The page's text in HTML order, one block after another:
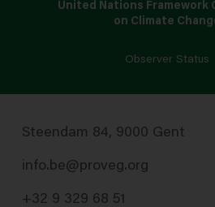
United Nations Framework
on Climate
Observer Status
Steendam 84, 9000 Gent
info.be@proveg.org
+32 9 329 68 51